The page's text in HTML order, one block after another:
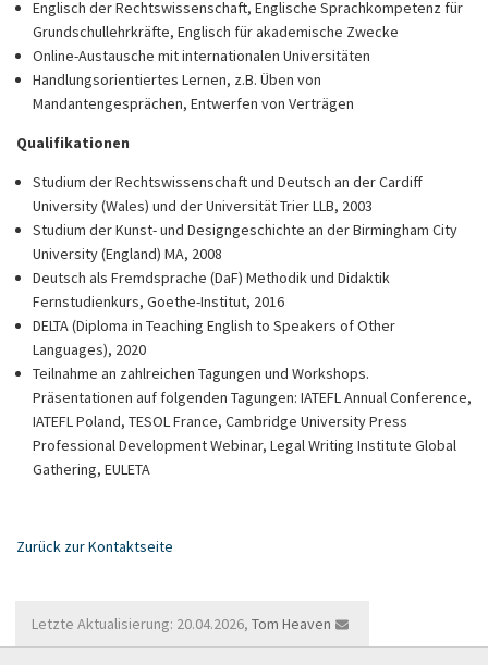
Englisch der Rechtswissenschaft, Englische Sprachkompetenz für
Grundschullehrkräfte, Englisch für akademische Zwecke
Online-Austausche mit internationalen Universitäten
Handlungsorientiertes Lernen, z.B. Üben von
Mandantengesprächen, Entwerfen von Verträgen
Qualifikationen
Studium der Rechtswissenschaft und Deutsch an der Cardiff
University (Wales) und der Universität Trier LLB, 2003
Studium der Kunst- und Designgeschichte an der Birmingham City
University (England) MA, 2008
Deutsch als Fremdsprache (DaF) Methodik und Didaktik
Fernstudienkurs, Goethe-Institut, 2016
DELTA (Diploma in Teaching English to Speakers of Other
Languages), 2020
Teilnahme an zahlreichen Tagungen und Workshops.
Präsentationen auf folgenden Tagungen: IATEFL Annual Conference,
IATEFL Poland, TESOL France, Cambridge University Press
Professional Development Webinar, Legal Writing Institute Global
Gathering, EULETA
Zurück zur Kontaktseite
Letzte Aktualisierung: 20.04.2026, Tom Heaven